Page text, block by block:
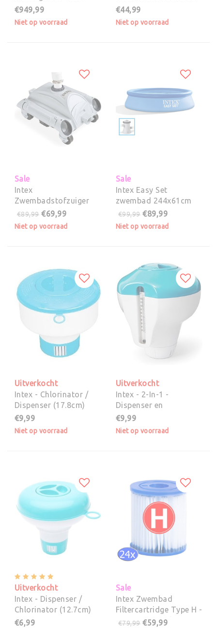
240 Volt
€949,99
Niet op voorraad
2-persoons
€44,99
Niet op voorraad
Sale
Intex
Zwembadstofzuiger
Auto Pool Cleaner
€89,99 €69,99
Niet op voorraad
Sale
Intex Easy Set
zwembad 244x61cm
met filterpomp
€99,99 €89,99
Niet op voorraad
Uitverkocht
Intex - Chlorinator /
Dispenser (17.8cm)
€9,99
Niet op voorraad
Uitverkocht
Intex - 2-In-1 -
Dispenser en
Thermometer
€9,99
Niet op voorraad
Uitverkocht
Intex - Dispenser /
Chlorinator (12.7cm)
€6,99
Sale
Intex Zwembad
Filtercartridge Type H -
29007 - 24 stuks
€79,99 €59,99